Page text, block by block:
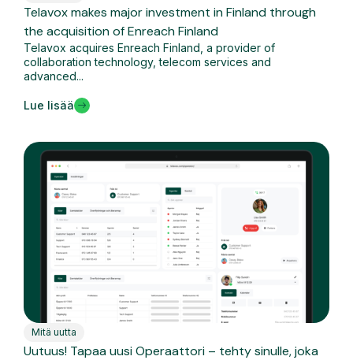
Telavox makes major investment in Finland through
the acquisition of Enreach Finland
Telavox acquires Enreach Finland, a provider of
collaboration technology, telecom services and
advanced...
Lue lisää
Mitä uutta
Uutuus! Tapaa uusi Operaattori – tehty sinulle, joka